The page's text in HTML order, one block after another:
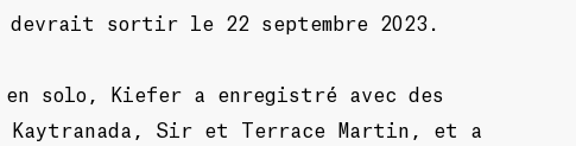
sortir le 22 septembre 2023.
solo, Kiefer a enregistré avec des
Sir et Terrace Martin, et a